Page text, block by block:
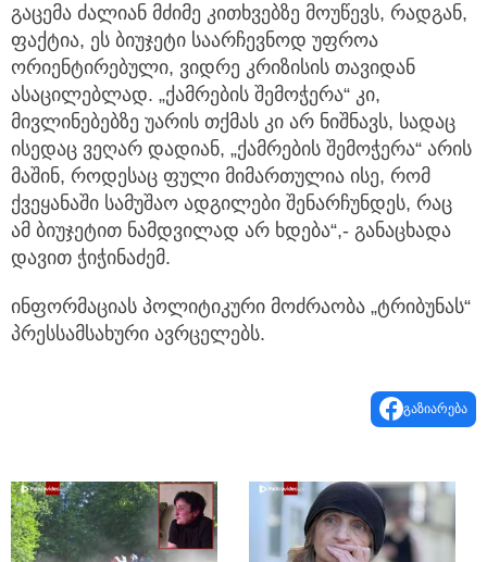
გაცემა ძალიან მძიმე კითხვებზე მოუწევს, რადგან,
ფაქტია, ეს ბიუჯეტი საარჩევნოდ უფროა
ორიენტირებული, ვიდრე კრიზისის თავიდან
ასაცილებლად. „ქამრების შემოჭერა“ კი,
მივლინებებზე უარის თქმას კი არ ნიშნავს, სადაც
ისედაც ვეღარ დადიან, „ქამრების შემოჭერა“ არის
მაშინ, როდესაც ფული მიმართულია ისე, რომ
ქვეყანაში სამუშაო ადგილები შენარჩუნდეს, რაც
ამ ბიუჯეტით ნამდვილად არ ხდება“,- განაცხადა
დავით ჭიჭინაძემ.
ინფორმაციას პოლიტიკური მოძრაობა „ტრიბუნას“
პრესსამსახური ავრცელებს.
გაზიარება